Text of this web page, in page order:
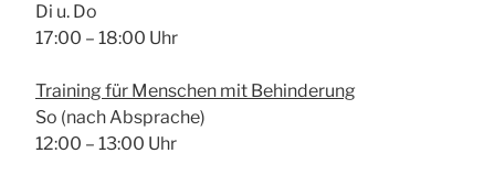
Di u. Do
17:00 – 18:00 Uhr
Trai­ning für Men­schen mit Behin­de­rung
So (nach Abspra­che)
12:00 – 13:00 Uhr